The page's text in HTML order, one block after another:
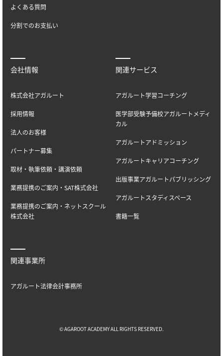
よくある質問
分割でのお支払い
会社情報
株式会社アガルート
採用情報
法人のお客様
パートナー募集
取材・執筆依頼・講演依頼
業務提携のご案内・SAT株式会社
業務提携のご案内・ネットスクール
株式会社
関連サービス
アガルート学習コーチング
医学部受験予備校アガルートメディ
カル
アガルートアドミッション
アガルートキャリアコーチング
出版事業アガルートパブリッシング
アガルートスタディスペース
書籍一覧
関連事業所
アガルート法律会計事務所
© AGAROOT ACADEMY ALL RIGHTS RESERVED.